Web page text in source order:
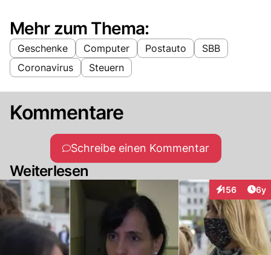
Mehr zum Thema:
Geschenke Computer Postauto
SBB
Coronavirus
Steuern
Kommentare
Schreibe einen Kommentar
Weiterlesen
156
Interaktionen
6y